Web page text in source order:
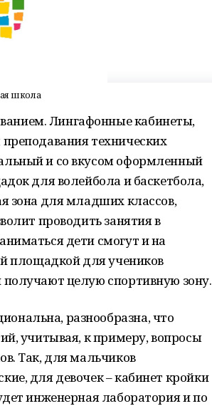
школа
Лингафонные кабинеты,
технических
и со вкусом оформленный
для волейбола и баскетбола,
зона для младших классов,
проводить занятия в
дети смогут и на
площадкой для учеников
целую спортивную зону.
разнообразна, что
учитывая, к примеру, вопросы
Так, для мальчиков
для девочек – кабинет кройки
инженерная лаборатория и по